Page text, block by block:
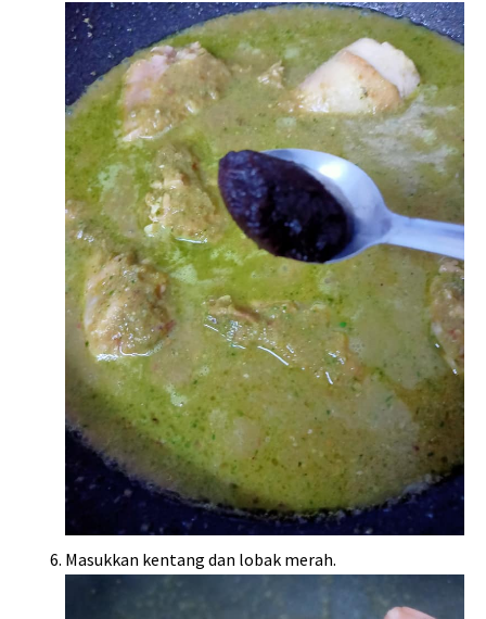
Masukkan kentang dan lobak merah.